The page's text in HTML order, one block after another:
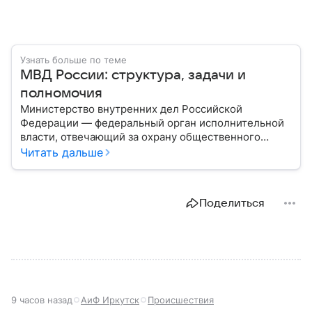
Узнать больше по теме
МВД России: структура, задачи и
полномочия
Министерство внутренних дел Российской
Федерации — федеральный орган исполнительной
власти, отвечающий за охрану общественного
порядка, борьбу с преступностью, обеспечение
России, какие задачи выполняет министерство, как
Читать дальше
Поделиться
9 часов назад АиФ Иркутск Происшествия